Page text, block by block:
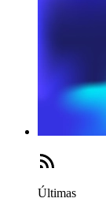
Últimas